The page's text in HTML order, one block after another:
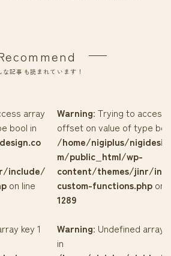
な記事も読まれています！
array
bool in
include/
on line
key 1
Warning: Trying to access
offset on value of type
/home/nigiplus/
m/public_html/wp-
content/themes/jinr/
custom-functions.php on
1289
Warning: Undefined array
in